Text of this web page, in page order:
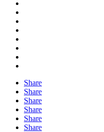
Share
Share
Share
Share
Share
Share